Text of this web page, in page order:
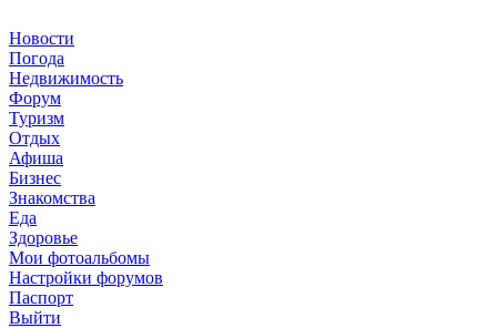
Новости
Погода
Недвижимость
Форум
Туризм
Отдых
Афиша
Бизнес
Знакомства
Еда
Здоровье
Мои фотоальбомы
Настройки форумов
Паспорт
Выйти